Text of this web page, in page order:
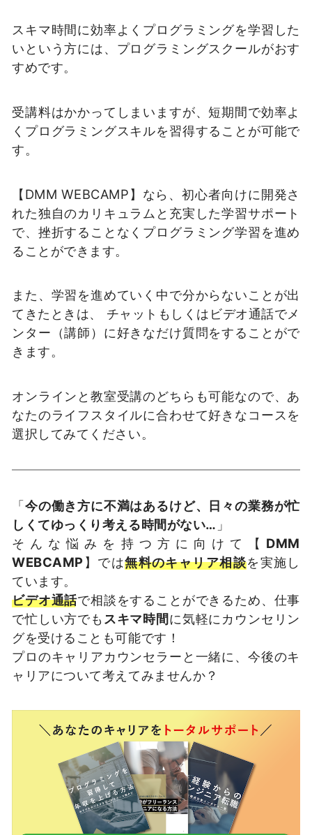
スキマ時間に効率よくプログラミングを学習した
いという方には、プログラミングスクールがおす
すめです。
受講料はかかってしまいますが、短期間で効率よ
くプログラミングスキルを習得することが可能で
す。
【DMM WEBCAMP】なら、初心者向けに開発さ
れた独自のカリキュラムと充実した学習サポート
で、挫折することなくプログラミング学習を進め
ることができます。
また、学習を進めていく中で分からないことが出
てきたときは、 チャットもしくはビデオ通話でメ
ンター（講師）に好きなだけ質問をすることがで
きます。
オンラインと教室受講のどちらも可能なので、あ
なたのライフスタイルに合わせて好きなコースを
選択してみてください。
「今の働き方に不満はあるけど、日々の業務が忙
しくてゆっくり考える時間がない… 」
そんな悩みを持つ方に向けて【 DMM
WEBCAMP】では無料のキャリア相談を実施し
ています。
ビデオ通話で相談をすることができるため、仕事
で忙しい方でも スキマ時間に気軽にカウンセリン
グを受けることも可能です！
プロのキャリアカウンセラーと一緒に、今後のキ
ャリアについて考えてみませんか？